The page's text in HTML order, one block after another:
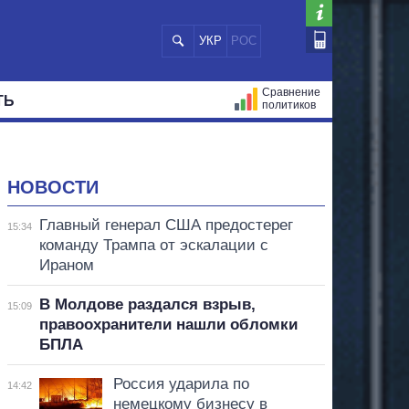
УКР РОС
Сравнение
политиков
НОВОСТИ
15:34
Главный генерал США предостерег
команду Трампа от эскалации с
Ираном
15:09
В Молдове раздался взрыв,
правоохранители нашли обломки
БПЛА
14:42
Россия ударила по
немецкому бизнесу в